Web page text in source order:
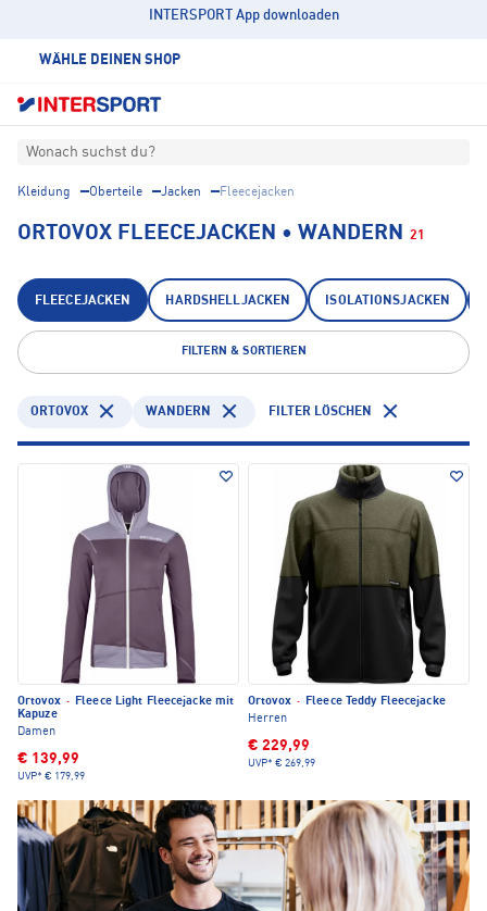
INTERSPORT App downloaden
WÄHLE DEINEN SHOP
Wonach suchst du?
Kleidung Oberteile Jacken Fleecejacken
ORTOVOX FLEECEJACKEN • WANDERN 21
FLEECEJACKEN HARDSHELLJACKEN ISOLATIONSJACKEN
FILTERN & SORTIEREN
ORTOVOX WANDERN FILTER LÖSCHEN
Ortovox ·
Fleece Light Fleecejacke mit
Kapuze
Damen
€ 139,99
UVP* € 179,99
Ortovox ·
Fleece Teddy Fleecejacke
Herren
€ 229,99
UVP* € 269,99